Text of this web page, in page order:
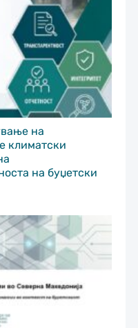
на
климатски
на буџетски